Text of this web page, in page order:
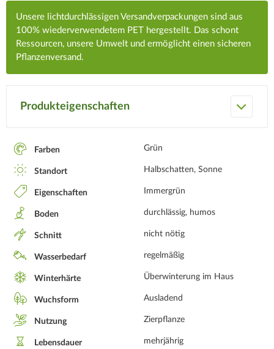
Unsere lichtdurchlässigen Versandverpackungen sind aus
100% wiederverwendetem PET hergestellt. Das schont
Ressourcen, unsere Umwelt und ermöglicht einen sicheren
Pflanzenversand.
Produkteigenschaften
Farben Grün
Standort Halbschatten, Sonne
Eigenschaften Immergrün
Boden durchlässig, humos
Schnitt nicht nötig
Wasserbedarf regelmäßig
Winterhärte Überwinterung im Haus
Wuchsform Ausladend
Nutzung Zierpflanze
Lebensdauer mehrjährig